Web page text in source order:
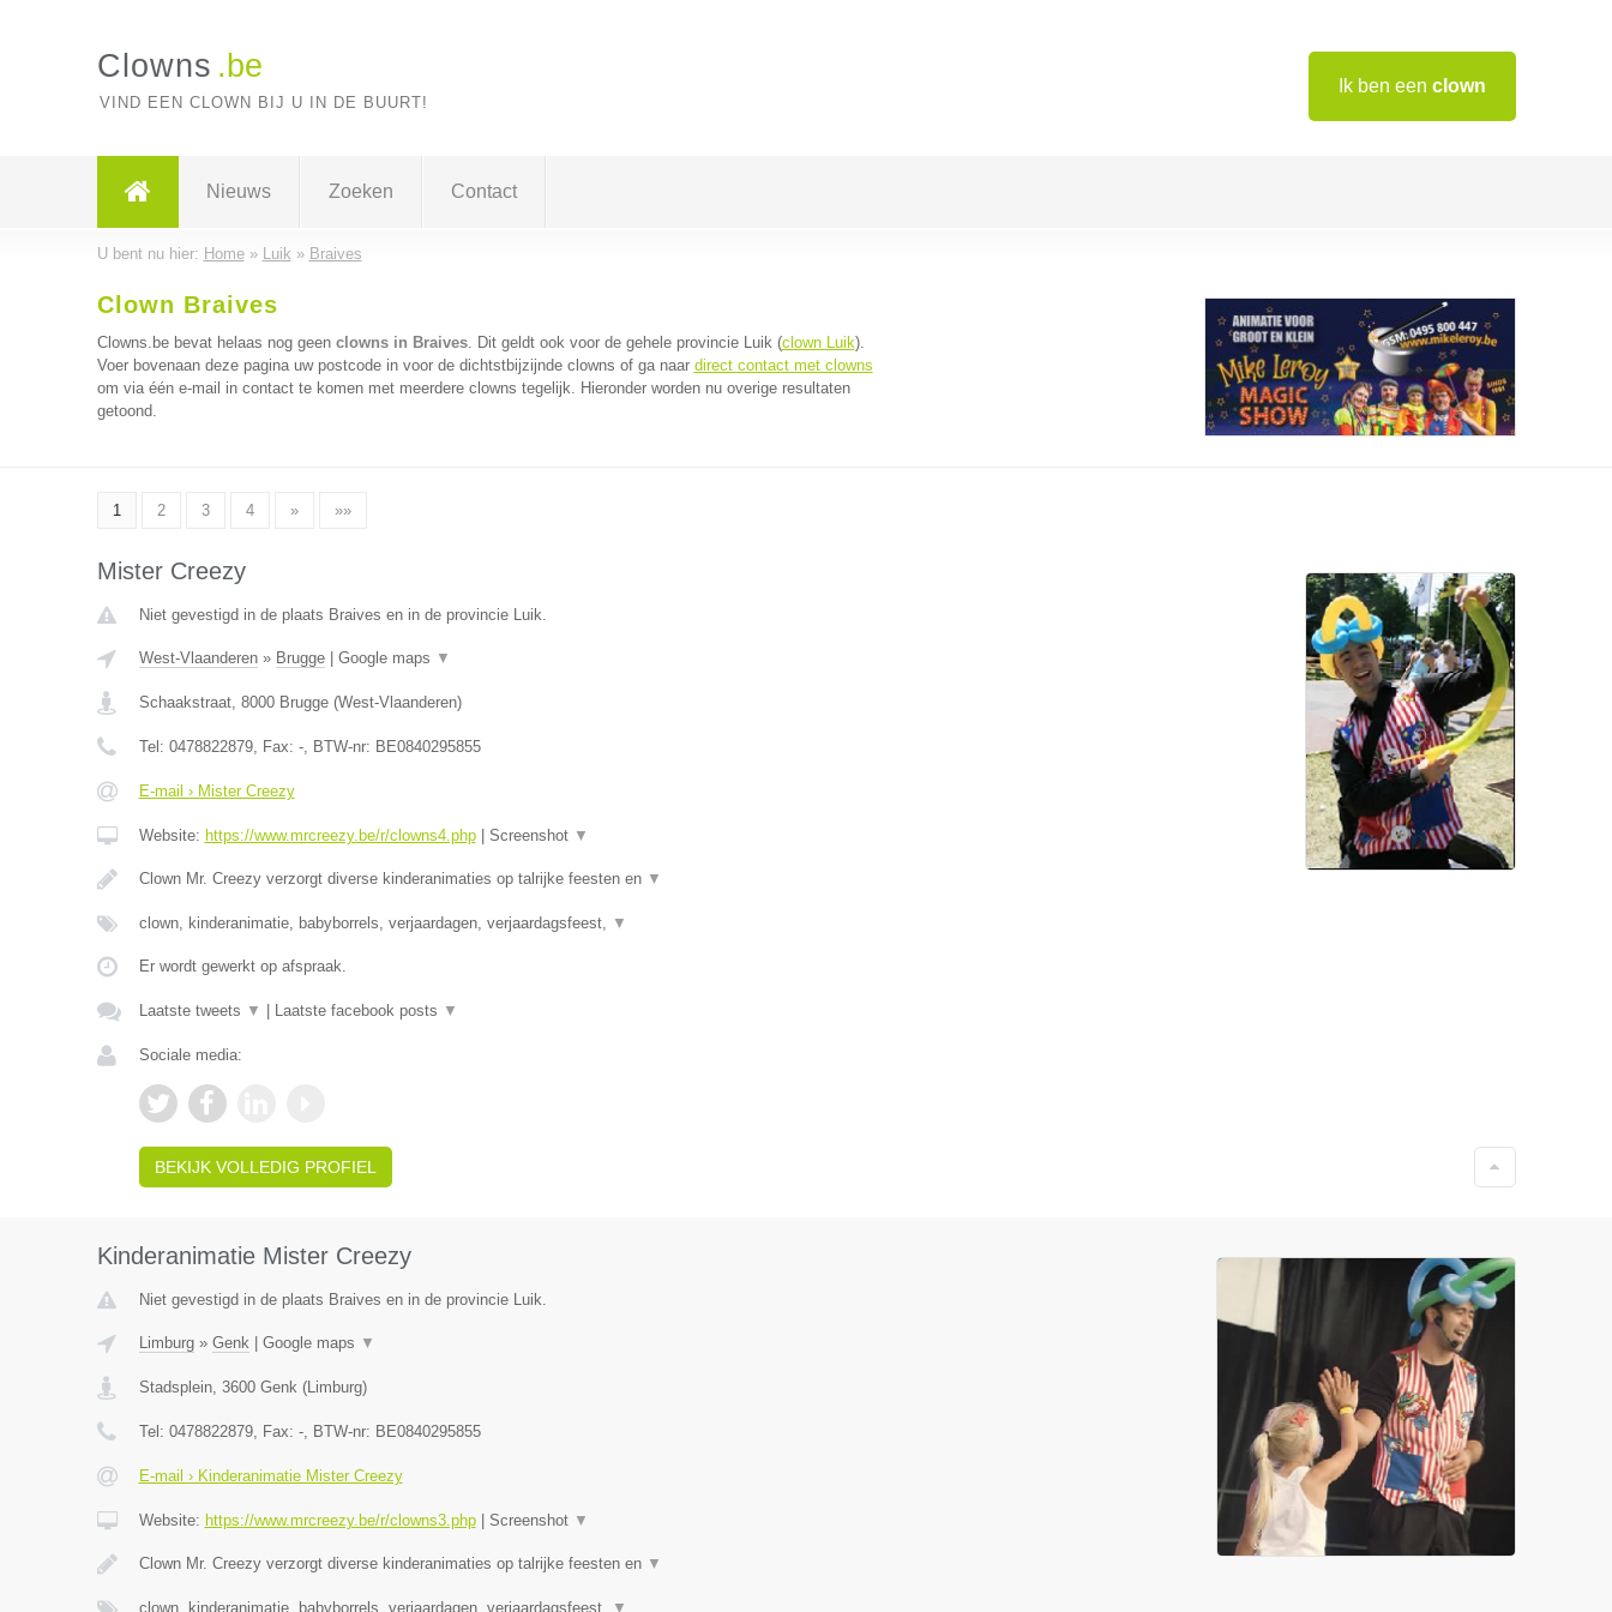
Ik ben een clown
Clowns .be
VIND EEN CLOWN BIJ U IN DE BUURT!
Nieuws Zoeken Contact
U bent nu hier: Home» Luik » Braives
Clown Braives
Clowns.be bevat helaas nog geen clowns in Braives. Dit geldt ook voor de gehele provincie Luik (clown Luik).
Voer bovenaan deze pagina uw postcode in voor de dichtstbijzijnde clowns of ga naar direct contact met clowns
om via één e-mail in contact te komen met meerdere clowns tegelijk. Hieronder worden nu overige resultaten
getoond.
1 2 3 4 » »»
Mister Creezy
Niet gevestigd in de plaats Braives en in de provincie Luik.
West-Vlaanderen» Brugge| Google maps ▼
Schaakstraat, 8000 Brugge(West-Vlaanderen)
Tel: 0478822879, Fax: -, BTW-nr: BE0840295855
E-mail › Mister Creezy
Website: https://www.mrcreezy.be/r/clowns4.php| Screenshot ▼
Clown Mr. Creezy verzorgt diverse kinderanimaties op talrijke feesten en ▼
clown, kinderanimatie, babyborrels, verjaardagen, verjaardagsfeest, ▼
Er wordt gewerkt op afspraak.
Laatste tweets ▼ Laatste facebook posts ▼
Sociale media:
BEKIJK VOLLEDIG PROFIEL
Kinderanimatie Mister Creezy
Niet gevestigd in de plaats Braives en in de provincie Luik.
Limburg» Genk| Google maps ▼
Stadsplein, 3600 Genk(Limburg)
Tel: 0478822879, Fax: -, BTW-nr: BE0840295855
E-mail › Kinderanimatie Mister Creezy
Website: https://www.mrcreezy.be/r/clowns3.php| Screenshot ▼
Clown Mr. Creezy verzorgt diverse kinderanimaties op talrijke feesten en ▼
clown, kinderanimatie, babyborrels, verjaardagen, verjaardagsfeest, ▼